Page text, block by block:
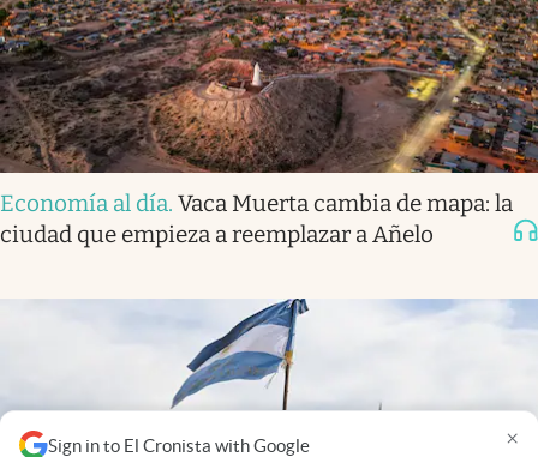
Sign in to El Cronista with Google ×
Economía al día. Vaca Muerta cambia de mapa: la
ciudad que empieza a reemplazar a Añelo